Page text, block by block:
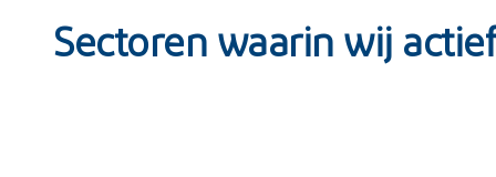
Sectoren waarin wij